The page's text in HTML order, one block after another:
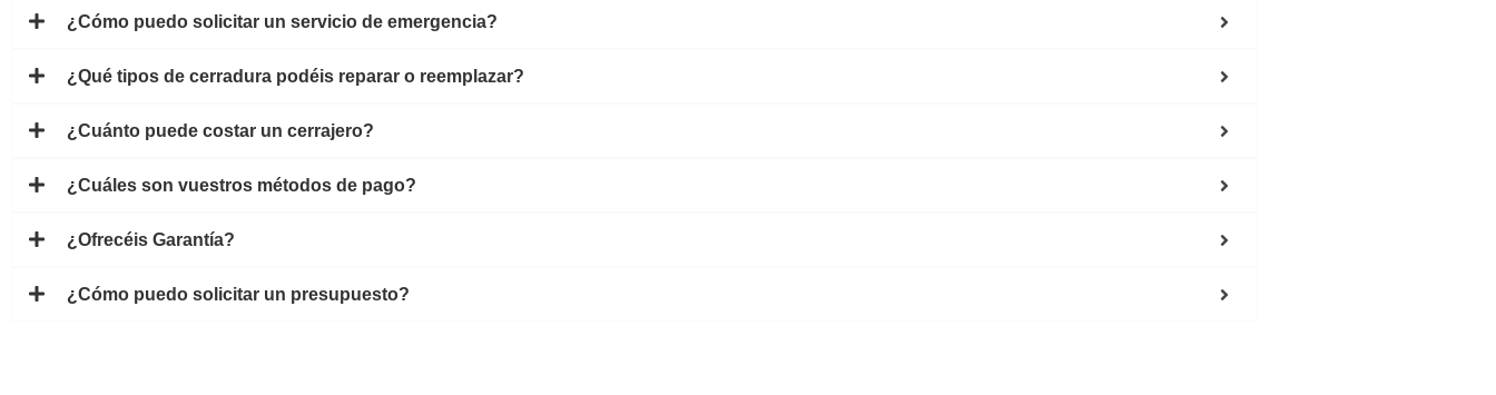
¿Cómo puedo solicitar un servicio de emergencia?
¿Qué tipos de cerradura podéis reparar o reemplazar?
¿Cuánto puede costar un cerrajero?
¿Cuáles son vuestros métodos de pago?
¿Ofrecéis Garantía?
¿Cómo puedo solicitar un presupuesto?